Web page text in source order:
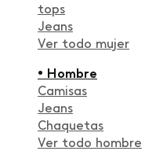
tops
Jeans
Ver todo mujer
• Hombre
Camisas
Jeans
Chaquetas
Ver todo hombre